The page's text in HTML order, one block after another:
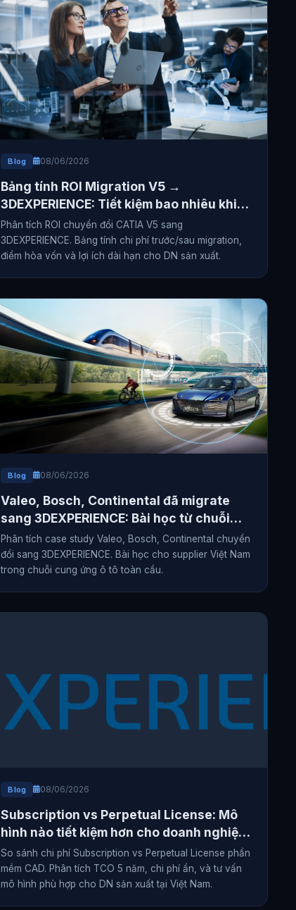
Blog 08/06/2026
Bảng tính ROI Migration V5 →
3DEXPERIENCE: Tiết kiệm bao nhiêu khi
chuyển đổi?
Phân tích ROI chuyển đổi CATIA V5 sang
3DEXPERIENCE. Bảng tính chi phí trước/sau migration,
điểm hòa vốn và lợi ích dài hạn cho DN sản xuất.
Blog 08/06/2026
Valeo, Bosch, Continental đã migrate
sang 3DEXPERIENCE: Bài học từ chuỗi
cung ứng toàn cầu
Phân tích case study Valeo, Bosch, Continental chuyển
đổi sang 3DEXPERIENCE. Bài học cho supplier Việt Nam
trong chuỗi cung ứng ô tô toàn cầu.
Blog 08/06/2026
Subscription vs Perpetual License: Mô
hình nào tiết kiệm hơn cho doanh nghiệp
sản xuất Việt Nam?
So sánh chi phí Subscription vs Perpetual License phần
mềm CAD. Phân tích TCO 5 năm, chi phí ẩn, và tư vấn
mô hình phù hợp cho DN sản xuất tại Việt Nam.